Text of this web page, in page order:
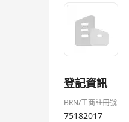
登記資訊
BRN/工商註冊號
75182017